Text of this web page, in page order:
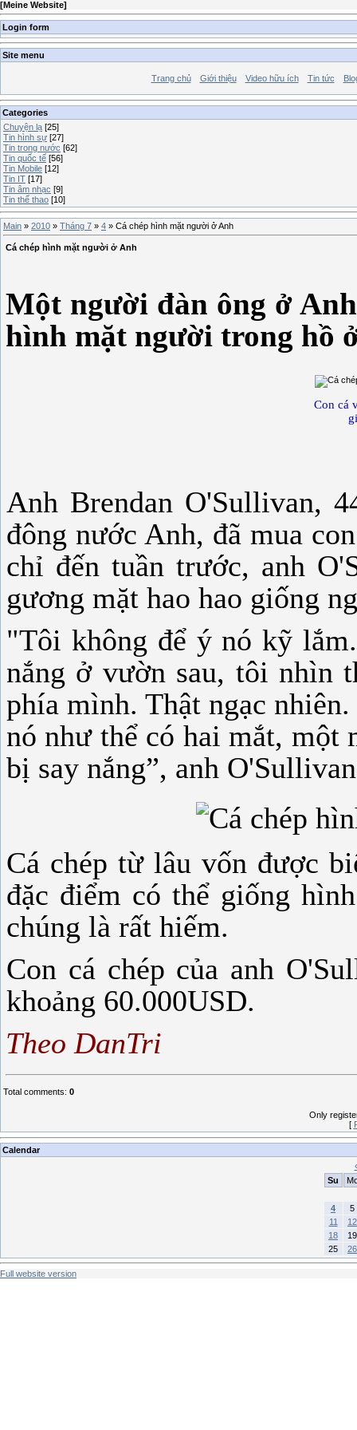
[Meine Website]
Login form
Site menu
Trang chủ Giới thiệu Video hữu ích Tin tức
Categories
Chuyện lạ [25]
Tin hình sự [27]
Tin trong nước [62]
Tin quốc tế [56]
Tin Mobile [12]
Tin IT [17]
Tin âm nhạc [9]
Tin thể thao [10]
Main » 2010 » Tháng 7 » 4 » Cá chép hình mặt người ở Anh
Cá chép hình mặt người ở Anh
Một người đàn ông ở
hình mặt người trong hồ
Con cá
Anh Brendan O'Sullivan,
đông nước Anh, đã mua
chỉ đến tuần trước, anh
gương mặt hao hao giống
"Tôi không để ý nó kỹ
nắng ở vườn sau, tôi nhìn
phía mình. Thật ngạc
nó như thể có hai mắt,
bị say nắng”, anh
Cá chép từ lâu vốn được
đặc điểm có thể giống
chúng là rất hiếm.
Con cá chép của anh
khoảng 60.000USD.
Theo DanTri
Total comments: 0
Only
[
Calendar
Su
4
5
11
12
18
19
25
26
Full website version